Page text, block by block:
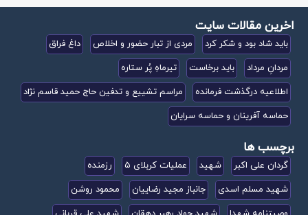
از همه محل و دوستان که این وصیت را می شنوند یا می خوانند،
امیدوارم که مرا حلال کنید!
والسلام
بنده حقیر و کوچک شما، سعید رشیدی
تلفیقی از دو وصیت نامه
مورخ: ۶۵/۱۰/۲۰ و ۶۷/۲/۱۹
اخرین مقالات سایت
باید شاد بود و شکر کرد مردی از تبار حضور و اخلاص
داغ فراق
مردانِ مرداد
باید برخاست
تیرماهِ پُر ستاره
اطلاعیه درگذشت فرمانده
مراسم تشییع و تدفین حاج حمید قاسم نژاد
حماسه آفرینان و حماسه سرایان
برچسب ها
گردان علی اکبر شهید عملیات کربلای 5
رزمنده
شهید مسلم اسدی
جانباز مجید رضاییان
محمود روشن